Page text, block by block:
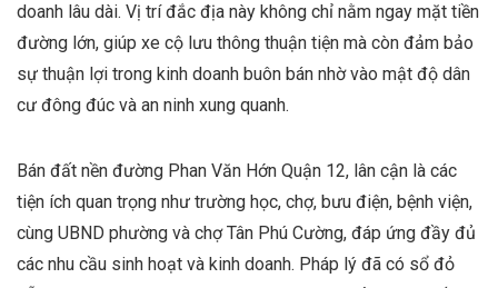
doanh lâu dài. Vị trí đắc địa này không chỉ nằm ngay mặt tiền
đường lớn, giúp xe cộ lưu thông thuận tiện mà còn đảm bảo
sự thuận lợi trong kinh doanh buôn bán nhờ vào mật độ dân
cư đông đúc và an ninh xung quanh.
Bán đất nền đường Phan Văn Hớn Quận 12, lân cận là các
tiện ích quan trọng như trường học, chợ, bưu điện, bệnh viện,
cùng UBND phường và chợ Tân Phú Cường, đáp ứng đầy đủ
các nhu cầu sinh hoạt và kinh doanh. Pháp lý đã có sổ đỏ